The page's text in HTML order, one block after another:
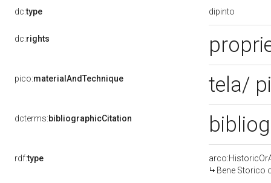
dc:type dipinto
dc:rights
pico:materialAndTechnique tela/
dcterms:bibliographicCitation
rdf:type
Bene Storico